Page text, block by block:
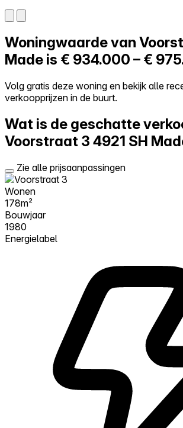
Zelf kopen
Alles-in-één
Reviews
Log in
Woningwaarde van
Made is € 934.000 – €
Volg gratis deze woning en bekijk alle
verkoopprijzen in de buurt.
Wat is de geschatte
Voorstraat 3 4921 SH
Zie alle prijsaanpassingen
Wonen
178m²
Bouwjaar
1980
Energielabel